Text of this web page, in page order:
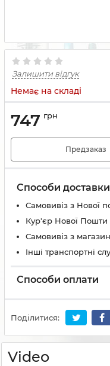
Залишити відгук
Немає на складі
747 грн
Предзаказ
Способи доставки
Самовивіз з Нової
Кур'єр Нової Пошти
Самовивіз з
Інші транспортні
Способи оплати
Поділитися:
Video